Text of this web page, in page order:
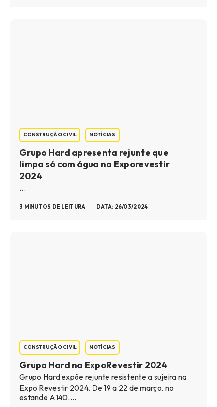
CONSTRUÇÃO CIVIL NOTÍCIAS
Grupo Hard apresenta rejunte que
limpa só com água na Exporevestir
2024
...
3 MINUTOS DE LEITURA DATA: 26/03/2024
CONSTRUÇÃO CIVIL NOTÍCIAS
Grupo Hard na ExpoRevestir 2024
Grupo Hard expõe rejunte resistente a sujeira na
Expo Revestir 2024. De 19 a 22 de março, no
estande A140....